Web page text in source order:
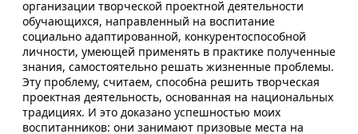
организации творческой проектной деятельности
обучающихся, направленный на воспитание
социально адаптированной, конкурентоспособной
личности, умеющей применять в практике полученные
знания, самостоятельно решать жизненные проблемы.
Эту проблему, считаем, способна решить творческая
проектная деятельность, основанная на национальных
традициях. И это доказано успешностью моих
воспитанников: они занимают призовые места на